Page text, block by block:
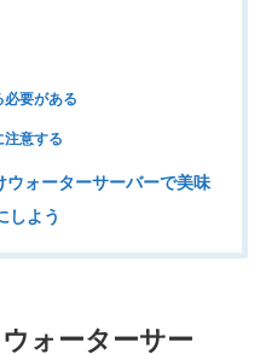
必要がある
注意する
ウォーターサーバーで美味
しよう
ォーターサー